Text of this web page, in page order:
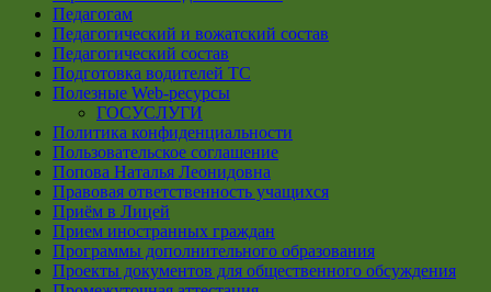
Педагогам
Педагогический и вожатский состав
Педагогический состав
Подготовка водителей ТС
Полезные Web-ресурсы
ГОСУСЛУГИ
Политика конфиденциальности
Пользовательское соглашение
Попова Наталья Леонидовна
Правовая ответственность учащихся
Приём в Лицей
Прием иностранных граждан
Программы дополнительного образования
Проекты документов для общественного обсуждения